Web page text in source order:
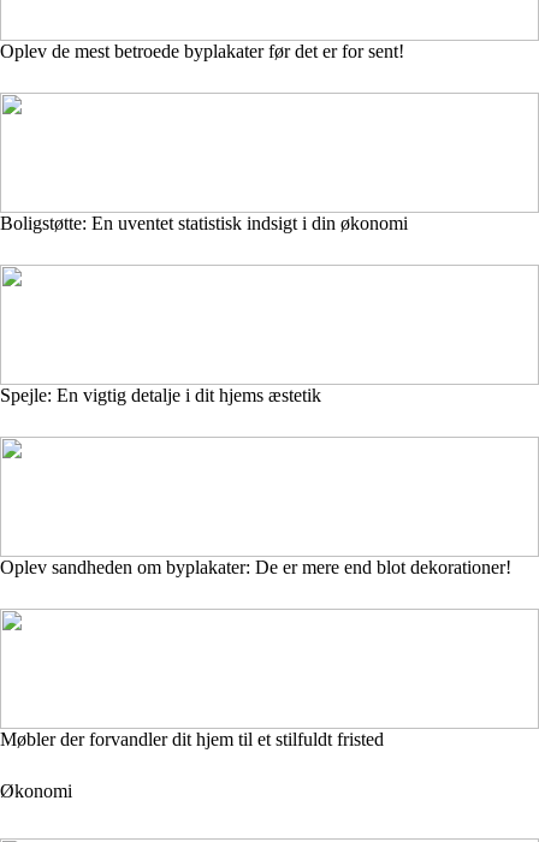
Oplev de mest betroede byplakater før det er for sent!
Boligstøtte: En uventet statistisk indsigt i din økonomi
Spejle: En vigtig detalje i dit hjems æstetik
Oplev sandheden om byplakater: De er mere end blot dekorationer!
Møbler der forvandler dit hjem til et stilfuldt fristed
Økonomi